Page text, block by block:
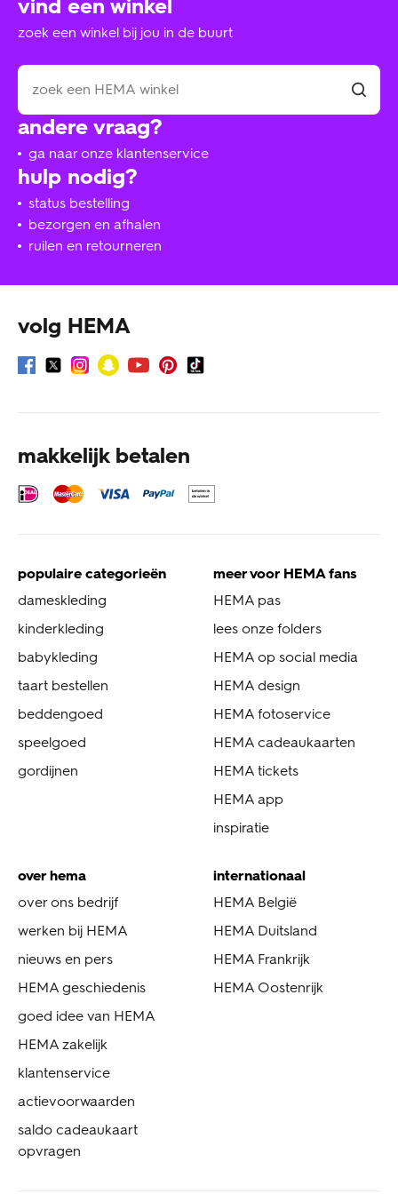
hulp nodig?
status bestelling
bezorgen en afhalen
ruilen en retourneren
andere vraag?
ga naar onze klantenservice
vind een winkel
zoek een winkel bij jou in de buurt
volg HEMA
makkelijk betalen
populaire categorieën
dameskleding
kinderkleding
babykleding
taart bestellen
beddengoed
speelgoed
gordijnen
meer voor HEMA fans
HEMA pas
lees onze folders
HEMA op social media
HEMA design
HEMA fotoservice
HEMA cadeaukaarten
HEMA tickets
HEMA app
inspiratie
over hema
over ons bedrijf
werken bij HEMA
nieuws en pers
HEMA geschiedenis
goed idee van HEMA
HEMA zakelijk
klantenservice
actievoorwaarden
saldo cadeaukaart
opvragen
internationaal
HEMA België
HEMA Duitsland
HEMA Frankrijk
HEMA Oostenrijk